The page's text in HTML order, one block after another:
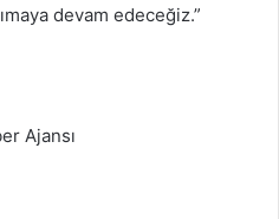
devam edeceğiz.”
Ajansı